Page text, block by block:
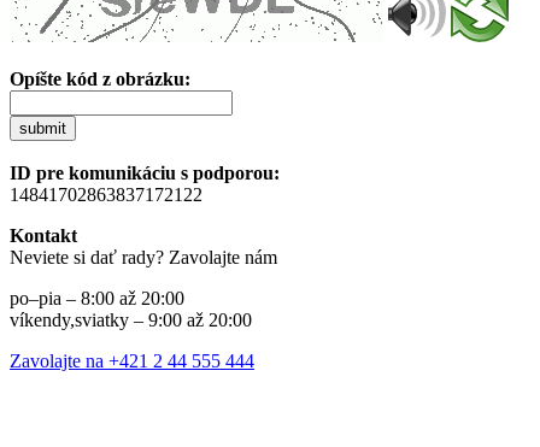
Opíšte kód z obrázku:
submit
ID pre komunikáciu s podporou:
14841702863837172122
Kontakt
Neviete si dať rady? Zavolajte nám
po–pia – 8:00 až 20:00
víkendy,sviatky – 9:00 až 20:00
Zavolajte na +421 2 44 555 444